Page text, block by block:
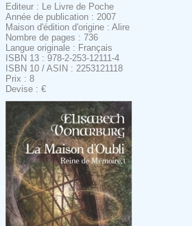
Editeur : Le Livre de Poche
Année de publication : 2007
Maison d'édition d'origine : Alire
Nombre de pages : 736
Langue originale : Français
ISBN 13 : 978-2-253-12111-4
ISBN 10 / ASIN : 2253121118
Prix : 8
Devise : €